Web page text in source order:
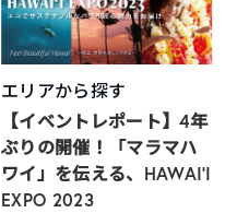
エリアから探す
【イベントレポート】4年
ぶりの開催！「マラマハ
ワイ」を伝える、HAWAI‘I
EXPO 2023